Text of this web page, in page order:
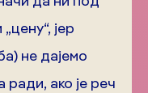
јер
не дајемо
ако је реч